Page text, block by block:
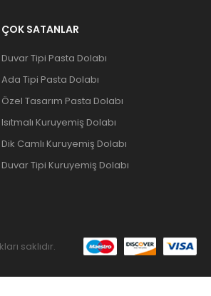
ÇOK SATANLAR
Duvar Tipi Pasta Dolabı
Ada Tipi Pasta Dolabı
Özel Tasarım Pasta Dolabı
Isıtmalı Kuruyemiş Dolabı
Dik Camlı Kuruyemiş Dolabı
Duvar Tipi Kuruyemiş Dolabı
saklıdır.